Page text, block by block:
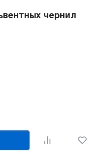
чернил